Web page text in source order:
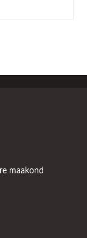
maakond